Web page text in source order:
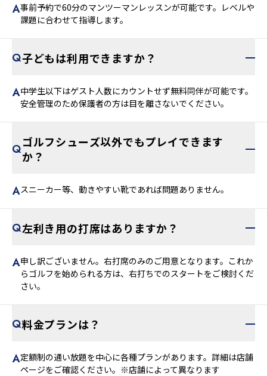
事前予約で60分のマンツーマンレッスンが可能です。レベルや
課題に合わせて指導します。
子どもは利用できますか？
中学生以下はゲスト人数にカウントせず無料同伴が可能です。
安全管理のため保護者の方は目を離さないでください。
ゴルフシューズ以外でもプレイできます
か？
スニーカー等、動きやすい靴であれば問題ありません。
左利き用の打席はありますか？
申し訳ございません。右打席のみのご用意となります。これか
らゴルフを始められる方は、右打ちでのスタートをご検討くだ
さい。
料金プランは？
定額制の通い放題を中心に各種プランがあります。詳細は店舗
ページをご確認ください。※店舗によって異なります